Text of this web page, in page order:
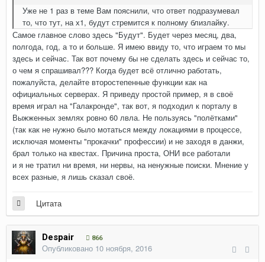
Уже не 1 раз в теме Вам пояснили, что ответ подразумевал
то, что тут, на х1, будут стремится к полному близлайку.
Самое главное слово здесь "Будут". Будет через месяц, два,
полгода, год, а то и больше. Я имею ввиду то, что играем то мы
здесь и сейчас. Так вот почему бы не сделать здесь и сейчас то,
о чем я спрашивал??? Когда будет всё отлично работать,
пожалуйста, делайте второстепенные функции как на
официальных серверах. Я приведу простой пример, я в своё
время играл на "Галакронде", так вот, я подходил к порталу в
Выжженных землях ровно 60 лвла. Не пользуясь "полётками"
(так как не нужно было мотаться между локациями в процессе,
исключая моменты "прокачки" профессии) и не заходя в данжи,
брал только на квестах. Причина проста, ОНИ все работали
и я не тратил ни время, ни нервы, на ненужные поиски. Мнение у
всех разные, я лишь сказал своё.
Цитата
Despair 866
Опубликовано 10 ноября, 2016